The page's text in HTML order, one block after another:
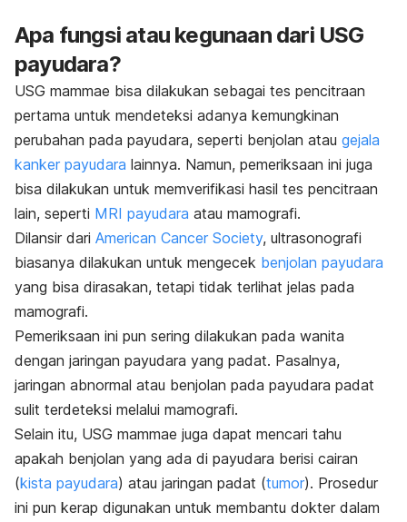
Apa fungsi atau kegunaan dari USG
payudara?
USG mammae bisa dilakukan sebagai tes pencitraan
pertama untuk mendeteksi adanya kemungkinan
perubahan pada payudara, seperti benjolan atau gejala
kanker payudara lainnya. Namun, pemeriksaan ini juga
bisa dilakukan untuk memverifikasi hasil tes pencitraan
lain, seperti MRI payudara atau mamografi.
Dilansir dari American Cancer Society, ultrasonografi
biasanya dilakukan untuk mengecek benjolan payudara
yang bisa dirasakan, tetapi tidak terlihat jelas pada
mamografi.
Pemeriksaan ini pun sering dilakukan pada wanita
dengan jaringan payudara yang padat. Pasalnya,
jaringan abnormal atau benjolan pada payudara padat
sulit terdeteksi melalui mamografi.
Selain itu, USG mammae juga dapat mencari tahu
apakah benjolan yang ada di payudara berisi cairan
(kista payudara) atau jaringan padat (tumor). Prosedur
ini pun kerap digunakan untuk membantu dokter dalam